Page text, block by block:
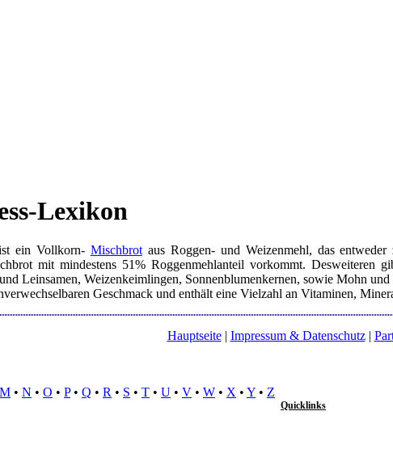
Lexikon
ein Vollkorn- Mischbrotaus Roggen- und Weizenmehl, das
mit mindestens 51% Roggenmehlanteil vorkommt.
Leinsamen, Weizenkeimlingen, Sonnenblumenkernen, sowie Mohn
Geschmack und enthält eine Vielzahl an Vitaminen,
Hauptseite| Impressum & Datenschutz|
M • N • O • P• Q • R • S • T • U • V • W • X • Y • Z
Quicklinks